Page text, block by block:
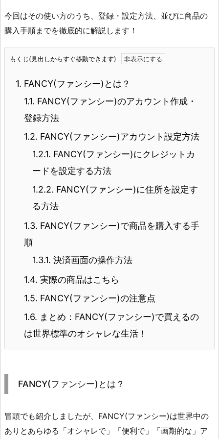
今回はその使い方のうち、登録・設定方法、並びに商品の
購入手順までを徹底的に解説します！
もくじ(見出しからすぐ移動できます)
1. FANCY(ファンシー)とは？
1.1. FANCY(ファンシー)のアカウント作成・
登録方法
1.2. FANCY(ファンシー)アカウント設定方法
1.2.1. FANCY(ファンシー)にクレジットカ
ードを設定する方法
1.2.2. FANCY(ファンシー)に住所を設定す
る方法
1.3. FANCY(ファンシー)で商品を購入する手
順
1.3.1. 決済画面の操作方法
1.4. 実際の商品はこちら
1.5. FANCY(ファンシー)の注意点
1.6. まとめ：FANCY(ファンシー)で買えるの
は世界標準のオシャレな生活！
FANCY(ファンシー)とは？
冒頭でも紹介しましたが、FANCY(ファンシー)は世界中の
ありとあらゆる「オシャレで」「便利で」「画期的な」ア